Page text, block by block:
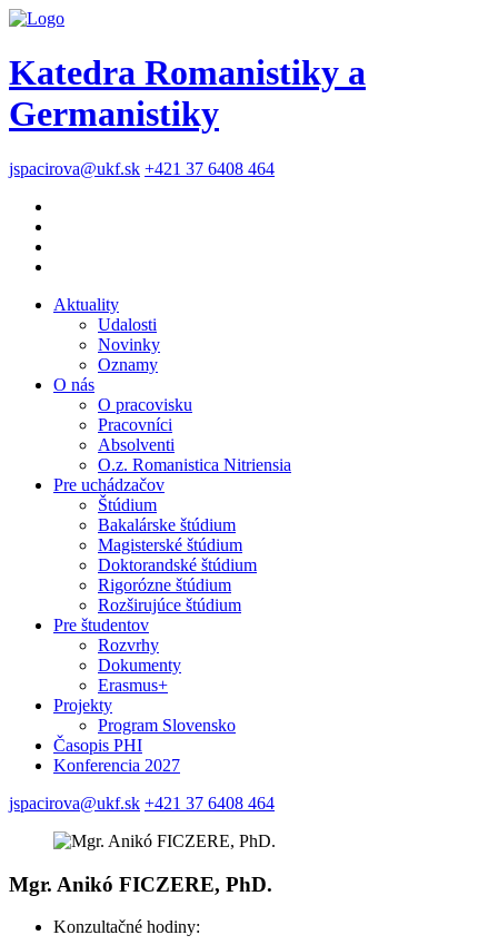
Katedra Romanistiky a
Germanistiky
jspacirova@ukf.sk +421 37 6408 464
Aktuality
Udalosti
Novinky
Oznamy
O nás
O pracovisku
Pracovníci
Absolventi
O.z. Romanistica Nitriensia
Pre uchádzačov
Štúdium
Bakalárske štúdium
Magisterské štúdium
Doktorandské štúdium
Rigorózne štúdium
Rozširujúce štúdium
Pre študentov
Rozvrhy
Dokumenty
Erasmus+
Projekty
Program Slovensko
Časopis PHI
Konferencia 2027
jspacirova@ukf.sk +421 37 6408 464
Mgr. Anikó FICZERE, PhD.
Konzultačné hodiny: